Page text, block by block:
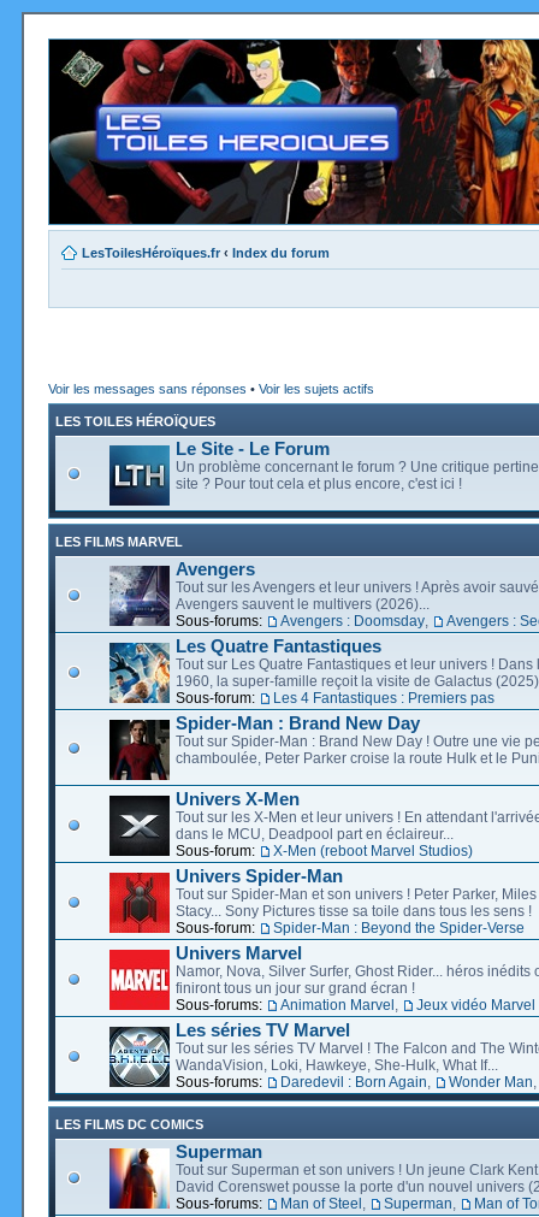
LesToilesHéroïques.fr ‹ Index du forum
Voir les messages sans réponses • Voir les sujets actifs
LES TOILES HÉROÏQUES
Le Site - Le Forum
Un problème concernant le forum ? Une critique
site ? Pour tout cela et plus encore, c'est ici !
LES FILMS MARVEL
Avengers
Tout sur les Avengers et leur univers ! Après avoir
Avengers sauvent le multivers (2026)...
Sous-forums:
Avengers : Doomsday Avengers :
Les Quatre Fantastiques
Tout sur Les Quatre Fantastiques et leur univers ! Dans
1960, la super-famille reçoit la visite de Galactus
Sous-forum:
Les 4 Fantastiques : Premiers pas
Spider-Man : Brand New Day
Tout sur Spider-Man : Brand New Day ! Outre une vie
chamboulée, Peter Parker croise la route Hulk et le
Univers X-Men
Tout sur les X-Men et leur univers ! En attendant
dans le MCU, Deadpool part en éclaireur...
Sous-forum:
X-Men (reboot Marvel Studios)
Univers Spider-Man
Tout sur Spider-Man et son univers ! Peter Parker,
Stacy... Sony Pictures tisse sa toile dans tous les sens !
Sous-forum:
Spider-Man : Beyond the Spider-Verse
Univers Marvel
Namor, Nova, Silver Surfer, Ghost Rider... héros inédits
finiront tous un jour sur grand écran !
Sous-forums:
Animation Marvel Jeux vidéo Marvel
Les séries TV Marvel
Tout sur les séries TV Marvel ! The Falcon and The
WandaVision, Loki, Hawkeye, She-Hulk, What If...
Sous-forums:
Daredevil : Born Again Wonder Man
LES FILMS DC COMICS
Superman
Tout sur Superman et son univers ! Un jeune Clark
David Corenswet pousse la porte d'un nouvel univers
Sous-forums:
Man of Steel Superman Man of